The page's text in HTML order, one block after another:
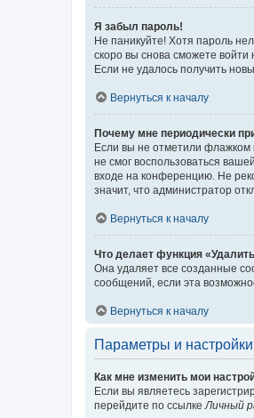
Я забыл пароль!
Не паникуйте! Хотя пароль
скоро вы снова сможете
Если не удалось получить
Вернуться к началу
Почему мне периодически
Если вы не отметили флажком
не смог воспользоваться
входе на конференцию. Не
значит, что администратор
Вернуться к началу
Что делает функция
Она удаляет все созданные
сообщений, если эта
Вернуться к началу
Параметры и
Как мне изменить мои
Если вы являетесь
перейдите по ссылке Личный